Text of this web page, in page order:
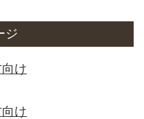
ジ
け
け